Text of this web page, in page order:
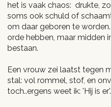
het is vaak chaos: drukte,
soms ook schuld of
om daar geboren te
orde hebben, maar midden
bestaan.
Een vrouw zei laatst tegen
stal: vol rommel, stof, en
toch..ergens weet ik: 'Hij is er'.